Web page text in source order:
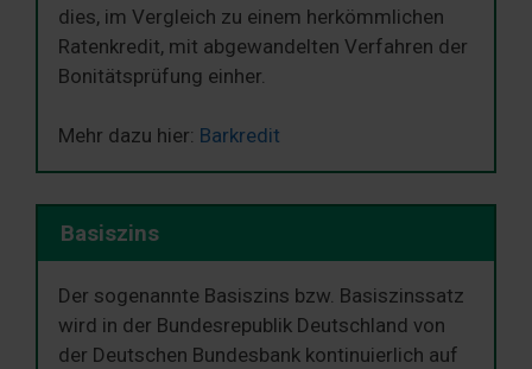
dies, im Vergleich zu einem herkömmlichen
Ratenkredit, mit abgewandelten Verfahren der
Bonitätsprüfung einher.
Mehr dazu hier: Barkredit
Basiszins
Der sogenannte Basiszins bzw. Basiszinssatz
wird in der Bundesrepublik Deutschland von
der Deutschen Bundesbank kontinuierlich auf